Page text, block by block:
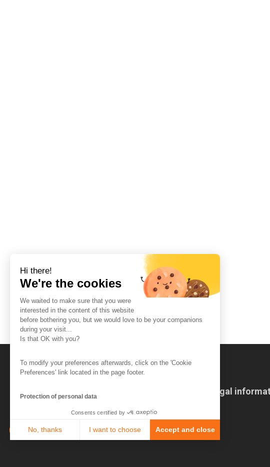
Hi there!
We're the cookies
We waited to make sure that you were
interested in the content of this website
before bothering you, but we would love to be your companions
during your visit...
Is that OK with you?
To modify your preferences afterwards, click on the 'Cookie
Preferences' link located in the page footer.
Protection of personal data
Consents certified by
No, thanks I want to choose Accept and close
Legal